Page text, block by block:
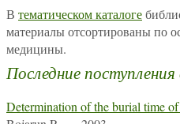
В тематическом каталоге
материалы отсортированы по
медицины.
Последние
Determination of the burial time